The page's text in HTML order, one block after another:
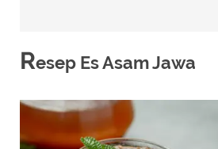
Resep Es Asam Jawa